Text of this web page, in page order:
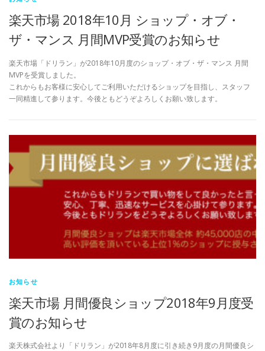
楽天市場 2018年10月 ショップ・オブ・
ザ・マンス 月間MVP受賞のお知らせ
楽天市場「ドリラン」が2018年10月度のショップ・オブ・ザ・マンス 月間
MVPを受賞しました。
これからもお客様に安心してご利用いただけるショップを目指し、スタッフ
一同精進して参ります。今後ともどうぞよろしくお願い致します。
お知らせ
楽天市場 月間優良ショップ2018年9月度受
賞のお知らせ
楽天株式会社より「ドリラン」が2018年8月度に引き続き9月度の月間優良シ